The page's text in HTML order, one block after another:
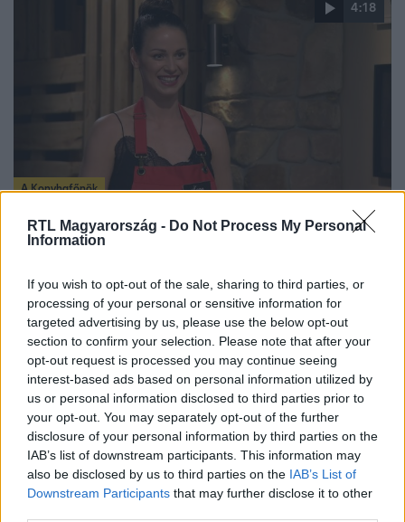
RTL Magyarország - Do Not Process My Personal
Information
If you wish to opt-out of the sale, sharing to third parties, or
processing of your personal or sensitive information for
targeted advertising by us, please use the below opt-out
section to confirm your selection. Please note that after your
opt-out request is processed you may continue seeing
interest-based ads based on personal information utilized by
us or personal information disclosed to third parties prior to
your opt-out. You may separately opt-out of the further
disclosure of your personal information by third parties on the
IAB’s list of downstream participants. This information may
also be disclosed by us to third parties on the IAB’s List of
Downstream Participants that may further disclose it to other
4:18
A Konyhafőnök
Lara kapott Zé ajánlatán és megszívatta egyik
Lara választhatott, hogy az előnyét a maga hasznára
fordítja, vagy inkább egy versenytársa dolgát nehezíti
meg. A zsűri által válogatott szívatások közül az egyik
különösen megtetszett neki, a társainak már annál
kevésbé…